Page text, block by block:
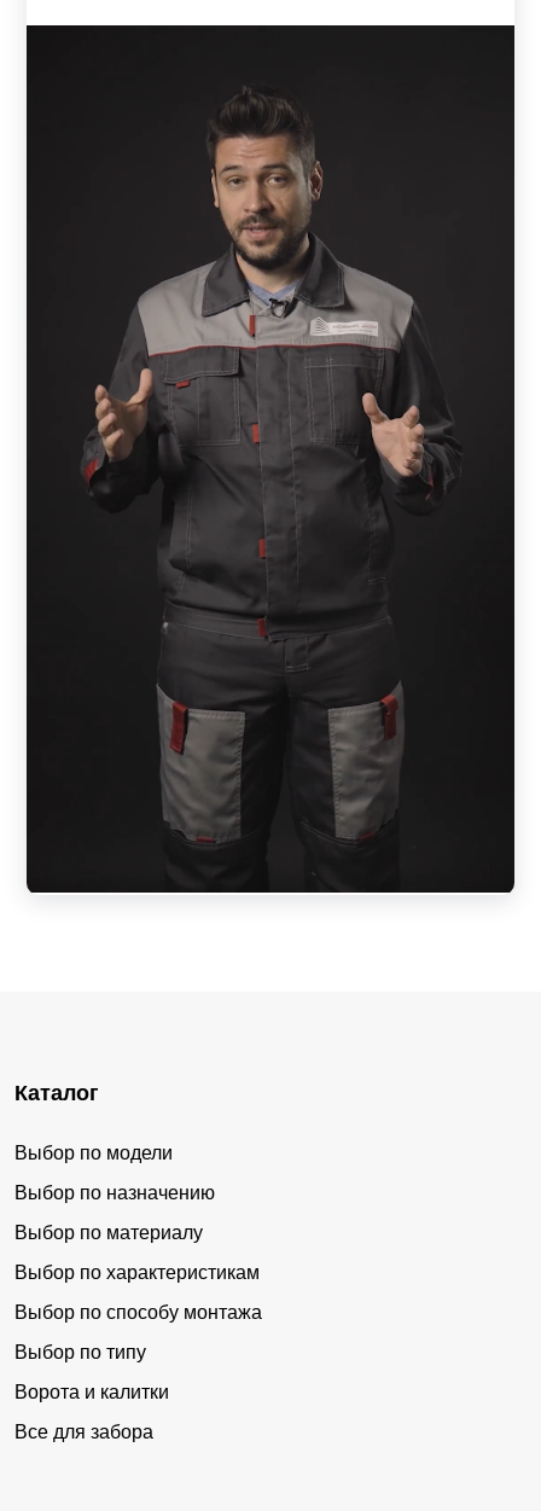
Каталог
Выбор по модели
Выбор по назначению
Выбор по материалу
Выбор по характеристикам
Выбор по способу монтажа
Выбор по типу
Ворота и калитки
Все для забора